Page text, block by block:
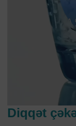
Diqqət